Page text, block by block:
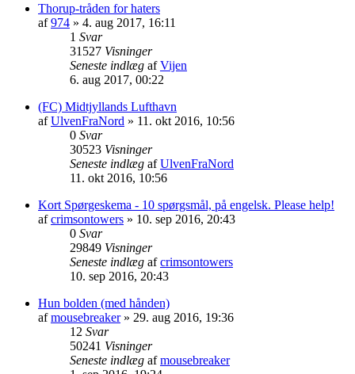
Thorup-tråden for haters
af974 » 4. aug 2017, 16:11
1 Svar
31527 Visninger
Seneste indlæg afVijen
6. aug 2017, 00:22
(FC) Midtjyllands Lufthavn
afUlvenFraNord » 11. okt 2016, 10:56
0 Svar
30523 Visninger
Seneste indlæg afUlvenFraNord
11. okt 2016, 10:56
Kort Spørgeskema - 10 spørgsmål, på engelsk. Please help!
afcrimsontowers » 10. sep 2016, 20:43
0 Svar
29849 Visninger
Seneste indlæg afcrimsontowers
10. sep 2016, 20:43
Hun bolden (med hånden)
afmousebreaker» 29. aug 2016, 19:36
12 Svar
50241 Visninger
Seneste indlæg afmousebreaker